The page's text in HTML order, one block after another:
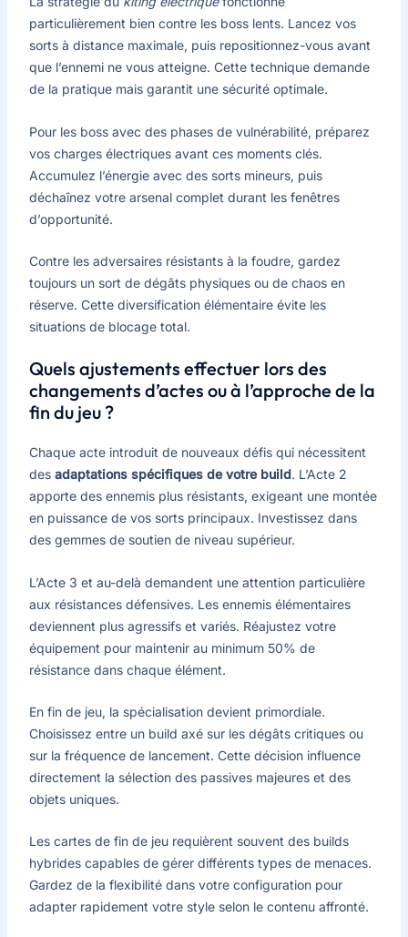
particulièrement bien contre les boss lents. Lancez vos
sorts à distance maximale, puis repositionnez-vous avant
que l’ennemi ne vous atteigne. Cette technique demande
de la pratique mais garantit une sécurité optimale.
Pour les boss avec des phases de vulnérabilité, préparez
vos charges électriques avant ces moments clés.
Accumulez l’énergie avec des sorts mineurs, puis
déchaînez votre arsenal complet durant les fenêtres
d’opportunité.
Contre les adversaires résistants à la foudre, gardez
toujours un sort de dégâts physiques ou de chaos en
réserve. Cette diversification élémentaire évite les
situations de blocage total.
Quels ajustements effectuer lors des
changements d’actes ou à l’approche de la
fin du jeu ?
Chaque acte introduit de nouveaux défis qui nécessitent
des adaptations spécifiques de votre build. L’Acte 2
apporte des ennemis plus résistants, exigeant une montée
en puissance de vos sorts principaux. Investissez dans
des gemmes de soutien de niveau supérieur.
L’Acte 3 et au-delà demandent une attention particulière
aux résistances défensives. Les ennemis élémentaires
deviennent plus agressifs et variés. Réajustez votre
équipement pour maintenir au minimum 50% de
résistance dans chaque élément.
En fin de jeu, la spécialisation devient primordiale.
Choisissez entre un build axé sur les dégâts critiques ou
sur la fréquence de lancement. Cette décision influence
directement la sélection des passives majeures et des
objets uniques.
Les cartes de fin de jeu requièrent souvent des builds
hybrides capables de gérer différents types de menaces.
Gardez de la flexibilité dans votre configuration pour
adapter rapidement votre style selon le contenu affronté.